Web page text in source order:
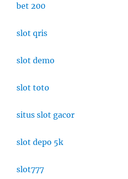
bet 200
slot qris
slot demo
slot toto
situs slot gacor
slot depo 5k
slot777